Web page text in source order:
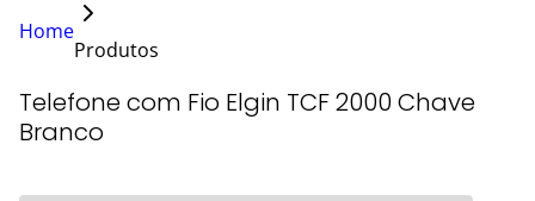
Home
Produtos
Telefone com Fio Elgin TCF 2000 Chave
Branco